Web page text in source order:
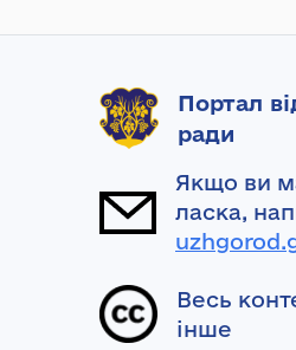
Портал
ради
Якщо ви
ласка,
Весь
інше